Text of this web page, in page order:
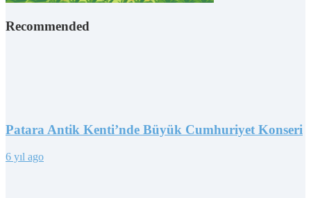
Recommended
Patara Antik Kenti’nde Büyük Cumhuriyet Konseri
6 yıl ago